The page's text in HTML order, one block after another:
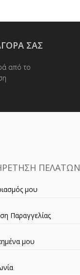
ΣΑΣ
από το
ΠΕΛΑΤΩΝ
μου
Παραγγελίας
μου